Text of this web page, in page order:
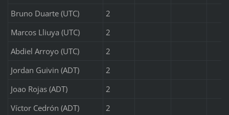
Bruno Duarte (UTC)
2
Marcos Lliuya (UTC)
2
Abdiel Arroyo (UTC)
2
Jordan Guivin (ADT)
2
Joao Rojas (ADT)
2
Víctor Cedrón (ADT)
2